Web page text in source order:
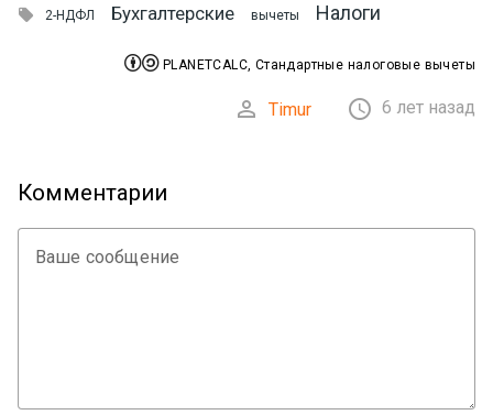
 2-НДФЛ Бухгалтерские вычеты Налоги
PLANETCALC, Стандартные налоговые вычеты
 Timur  6 лет назад
Комментарии
Ваше сообщение